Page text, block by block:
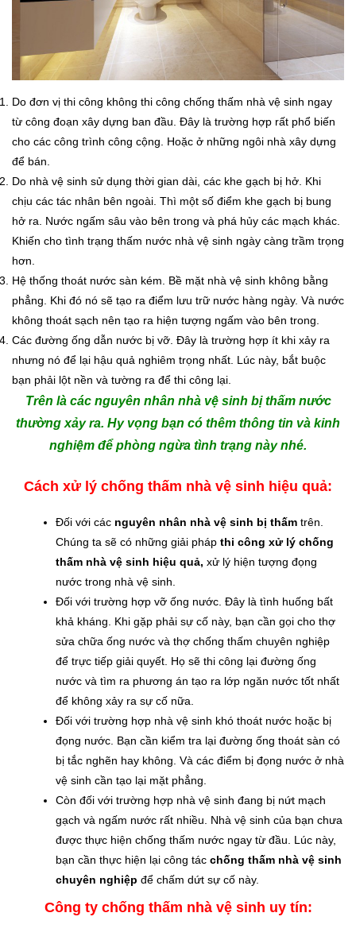
Do đơn vị thi công không thi công chống thấm nhà vệ sinh ngay
từ công đoạn xây dựng ban đầu. Đây là trường hợp rất phổ biến
cho các công trình công cộng. Hoặc ở những ngôi nhà xây dựng
để bán.
Do nhà vệ sinh sử dụng thời gian dài, các khe gạch bị hở. Khi
chịu các tác nhân bên ngoài. Thì một số điểm khe gạch bị bung
hở ra. Nước ngấm sâu vào bên trong và phá hủy các mạch khác.
Khiến cho tình trạng thấm nước nhà vệ sinh ngày càng trầm trọng
hơn.
Hệ thống thoát nước sàn kém. Bề mặt nhà vệ sinh không bằng
phẳng. Khi đó nó sẽ tạo ra điểm lưu trữ nước hàng ngày. Và nước
không thoát sạch nên tạo ra hiện tượng ngấm vào bên trong.
Các đường ống dẫn nước bị vỡ. Đây là trường hợp ít khi xảy ra
nhưng nó để lại hậu quả nghiêm trọng nhất. Lúc này, bắt buộc
bạn phải lột nền và tường ra để thi công lại.
Trên là các nguyên nhân nhà vệ sinh bị thấm nước
thường xảy ra. Hy vọng bạn có thêm thông tin và kinh
nghiệm để phòng ngừa tình trạng này nhé.
Cách xử lý chống thấm nhà vệ sinh hiệu quả:
Đối với các nguyên nhân nhà vệ sinh bị thấm trên.
Chúng ta sẽ có những giải pháp thi công xử lý chống
thấm nhà vệ sinh hiệu quả, xử lý hiện tượng đọng
nước trong nhà vệ sinh.
Đối với trường hợp vỡ ống nước. Đây là tình huống bất
khả kháng. Khi gặp phải sự cố này, bạn cần gọi cho thợ
sửa chữa ống nước và thợ chống thấm chuyên nghiệp
để trực tiếp giải quyết. Họ sẽ thi công lại đường ống
nước và tìm ra phương án tạo ra lớp ngăn nước tốt nhất
để không xảy ra sự cố nữa.
Đối với trường hợp nhà vệ sinh khó thoát nước hoặc bị
đọng nước. Bạn cần kiểm tra lại đường ống thoát sàn có
bị tắc nghẽn hay không. Và các điểm bị đọng nước ở nhà
vệ sinh cần tạo lại mặt phẳng.
Còn đối với trường hợp nhà vệ sinh đang bị nứt mạch
gạch và ngấm nước rất nhiều. Nhà vệ sinh của bạn chưa
được thực hiện chống thấm nước ngay từ đầu. Lúc này,
bạn cần thực hiện lại công tác chống thấm nhà vệ sinh
chuyên nghiệp để chấm dứt sự cố này.
Công ty chống thấm nhà vệ sinh uy tín: